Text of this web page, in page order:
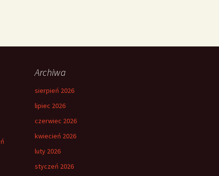
Archiwa
sierpień 2026
lipiec 2026
czerwiec 2026
kwiecień 2026
luty 2026
styczeń 2026